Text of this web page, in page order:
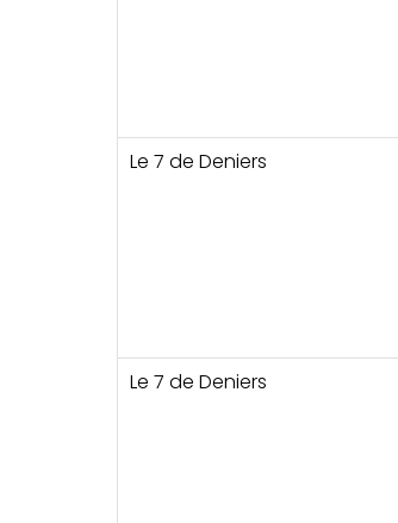
Le 7 de Deniers
Le 7 de Deniers